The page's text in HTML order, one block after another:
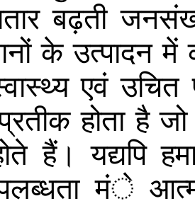
बढ़ती
के उत्पादन में
एवं उचित
होता है जो
हैं। यद्यपि
मंे